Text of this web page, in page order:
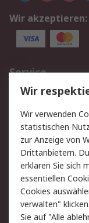
Wir akzeptieren:
Service
Value Added
Hilfe
Rechtliches
AGB
Cookie-
Copyright/
Wir
Wir verwenden
statistischen
zur Anzeige von
Drittanbietern.
erklären Sie sich
essentiellen
Cookies
verwalten"
Sie auf "Alle